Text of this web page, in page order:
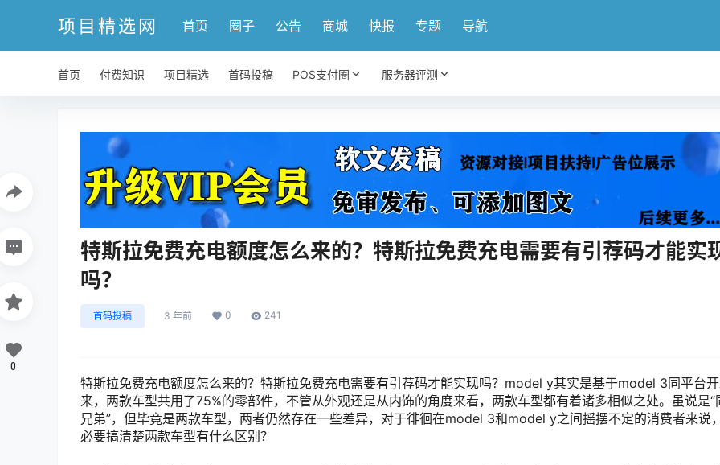
项目精选网 首页 圈子 公告 商城 快报 专题 导航
首页 付费知识 项目精选 首码投稿 POS支付圈 服务器评测
特斯拉免费充电额度怎么来的？特斯拉免费充电需要有引荐码才能实
吗？
首码投稿 3 年前 0 241
特斯拉免费充电额度怎么来的？特斯拉免费充电需要有引荐码才能实现吗？model y其实是基于model 3同平台
来，两款车型共用了75%的零部件，不管从外观还是从内饰的角度来看，两款车型都有着诸多相似之处。虽说是“
兄弟”，但毕竟是两款车型，两者仍然存在一些差异，对于徘徊在model 3和model y之间摇摆不定的消费者来说
必要搞清楚两款车型有什么区别？
0